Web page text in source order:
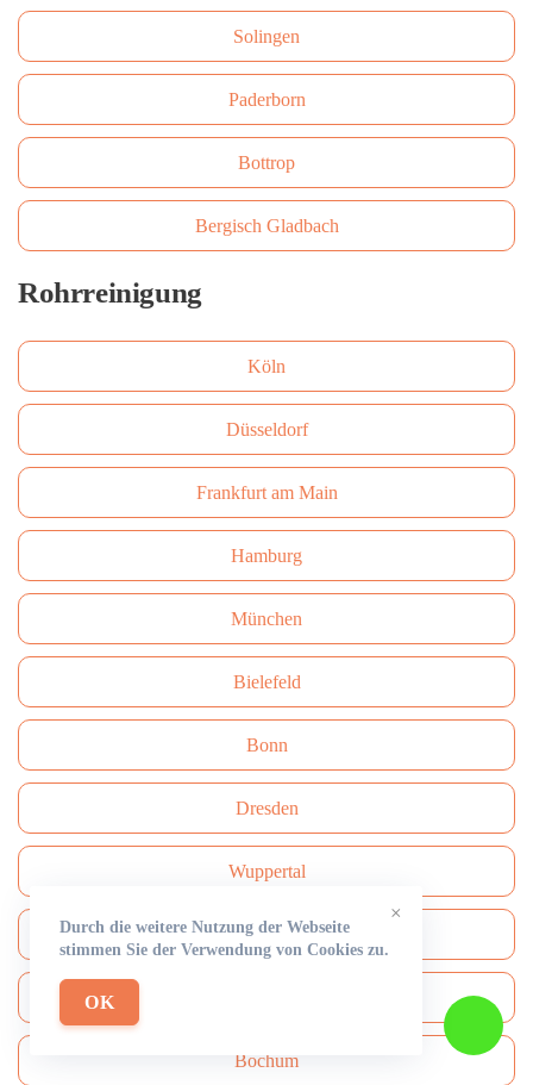
Solingen
Paderborn
Bottrop
Bergisch Gladbach
Rohrreinigung
Köln
Düsseldorf
Frankfurt am Main
Hamburg
München
Bielefeld
Bonn
Dresden
Wuppertal
Nürnberg
Bochum
×
Durch die weitere Nutzung der Webseite
stimmen Sie der Verwendung von Cookies zu.
OK